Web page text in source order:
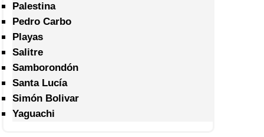
Palestina
Pedro Carbo
Playas
Salitre
Samborondón
Santa Lucía
Simón Bolivar
Yaguachi